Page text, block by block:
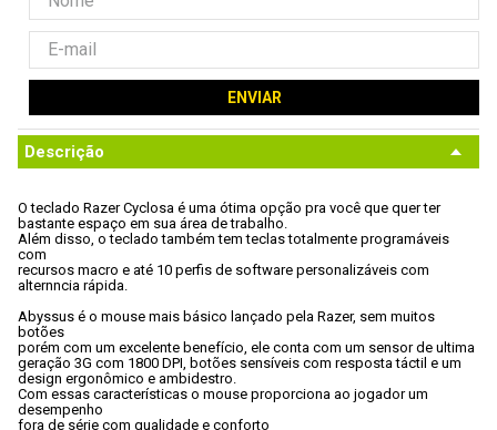
ENVIAR
Descrição
O teclado Razer Cyclosa é uma ótima opção pra você que quer ter
bastante espaço em sua área de trabalho.
Além disso, o teclado também tem teclas totalmente programáveis
com
recursos macro e até 10 perfis de software personalizáveis com
alternncia rápida.
Abyssus é o mouse mais básico lançado pela Razer, sem muitos
botões
porém com um excelente benefício, ele conta com um sensor de ultima
geração 3G com 1800 DPI, botões sensíveis com resposta táctil e um
design ergonômico e ambidestro.
Com essas características o mouse proporciona ao jogador um
desempenho
fora de série com qualidade e conforto